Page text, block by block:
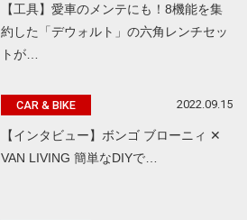
【工具】愛車のメンテにも！8機能を集
約した「デウォルト」の六角レンチセッ
トが…
CAR & BIKE 2022.09.15
【インタビュー】ボンゴ ブローニィ ✕
VAN LIVING 簡単なDIYで…